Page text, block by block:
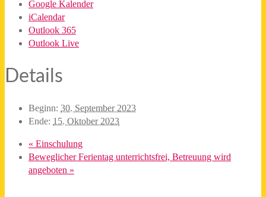
Google Kalender
iCalendar
Outlook 365
Outlook Live
Details
Beginn: 30. September 2023
Ende: 15. Oktober 2023
« Einschulung
Beweglicher Ferientag unterrichtsfrei, Betreuung wird
angeboten »